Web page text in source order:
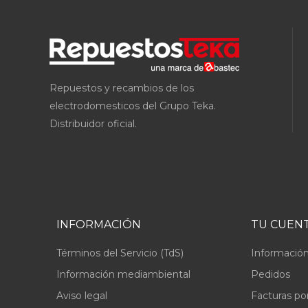
Repuestos y recambios de los
electrodomesticos del Grupo Teka.
Distribuidor oficial.
INFORMACIÓN
Términos del Servicio (TdS)
Información mediambiental
Aviso legal
TU
Pedidos
Facturas